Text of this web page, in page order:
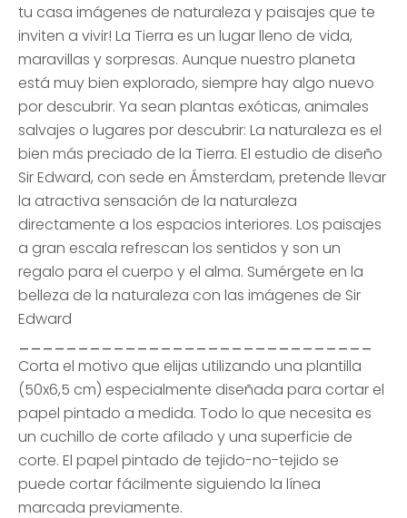
tu casa imágenes de naturaleza y paisajes que te
inviten a vivir! La Tierra es un lugar lleno de vida,
maravillas y sorpresas. Aunque nuestro planeta
está muy bien explorado, siempre hay algo nuevo
por descubrir. Ya sean plantas exóticas, animales
salvajes o lugares por descubrir: La naturaleza es el
bien más preciado de la Tierra. El estudio de diseño
Sir Edward, con sede en Ámsterdam, pretende llevar
la atractiva sensación de la naturaleza
directamente a los espacios interiores. Los paisajes
a gran escala refrescan los sentidos y son un
regalo para el cuerpo y el alma. Sumérgete en la
belleza de la naturaleza con las imágenes de Sir
Edward
Corta el motivo que elijas utilizando una plantilla
(50x6,5 cm) especialmente diseñada para cortar el
papel pintado a medida. Todo lo que necesita es
un cuchillo de corte afilado y una superficie de
corte. El papel pintado de tejido-no-tejido se
puede cortar fácilmente siguiendo la línea
marcada previamente.